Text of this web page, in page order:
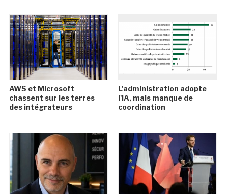
AWS et Microsoft
chassent sur les terres
des intégrateurs
L'administration adopte
l'IA, mais manque de
coordination